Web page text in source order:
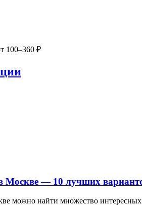
100–360 ₽
Москве — 10 лучших
можно найти множество